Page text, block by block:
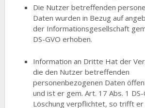
Die Nutzer betreffenden
Daten wurden in Bezug auf
der Informationsgesellschaft
DS-GVO erhoben.
Information an Dritte Hat der
die den Nutzer betreffenden
personenbezogenen Daten
und ist er gem. Art. 17 Abs. 1
Löschung verpflichtet, so trifft